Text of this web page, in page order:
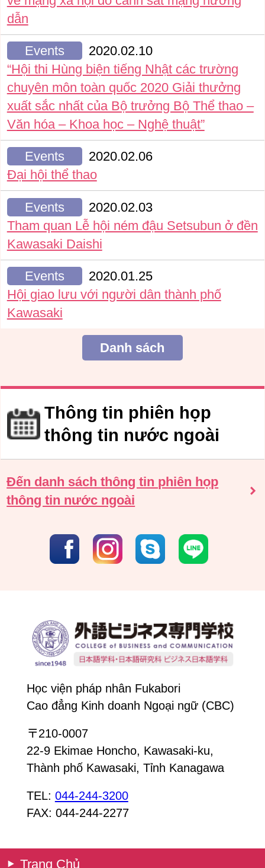
dẫn
Events
2020.02.10
“Hội thi Hùng biện tiếng Nhật các trường
chuyên môn toàn quốc 2020 Giải thưởng
xuất sắc nhất của Bộ trưởng Bộ Thể thao –
Văn hóa – Khoa học – Nghệ thuật”
Events
2020.02.06
Đại hội thể thao
Events
2020.02.03
Tham quan Lễ hội ném đậu Setsubun ở đền
Kawasaki Daishi
Events
2020.01.25
Hội giao lưu với người dân thành phố
Kawasaki
Danh sách
Thông tin phiên họp
thông tin nước ngoài
Đến danh sách thông tin phiên họp
thông tin nước ngoài
Học viện pháp nhân Fukabori
Cao đẳng Kinh doanh Ngoại ngữ (CBC)
〒210-0007
22-9 Ekimae Honcho, Kawasaki-ku,
Thành phố Kawasaki, Tỉnh Kanagawa
TEL: 044-244-3200
FAX: 044-244-2277
Trang Chủ